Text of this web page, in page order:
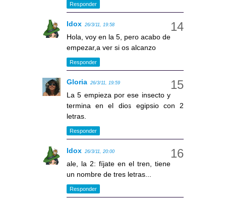
Responder
Idox 26/3/11, 19:58
Hola, voy en la 5, pero acabo de
empezar,a ver si os alcanzo
Responder
Gloria 26/3/11, 19:59
La 5 empieza por ese insecto y
termina en el dios egipsio con 2
letras.
Responder
Idox 26/3/11, 20:00
ale, la 2: fíjate en el tren, tiene
un nombre de tres letras...
Responder